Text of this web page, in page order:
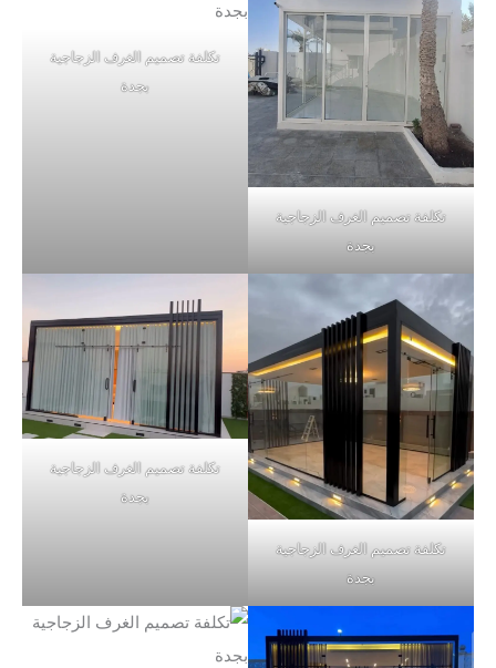
تكلفة تصميم الغرف الزجاجية
بجدة
تكلفة تصميم الغرف الزجاجية
بجدة
تكلفة تصميم الغرف الزجاجية
بجدة
تكلفة تصميم الغرف الزجاجية
بجدة